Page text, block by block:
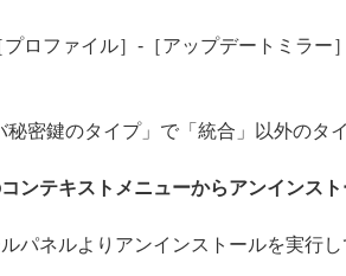
ロファイル］-［アップデートミラ
密鍵のタイプ」で「統合」以外のタ
ンテキストメニューからアンインス
パネルよりアンインストールを実行し